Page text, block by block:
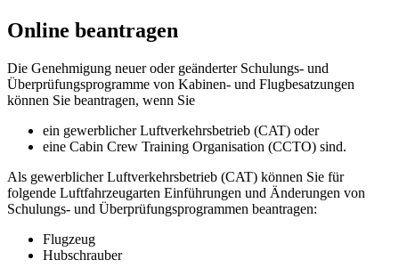
Online beantragen
Die Genehmigung neuer oder geänderter Schulungs- und
Überprüfungsprogramme von Kabinen- und Flugbesatzungen
können Sie beantragen, wenn Sie
ein gewerblicher Luftverkehrsbetrieb (CAT) oder
eine Cabin Crew Training Organisation (CCTO) sind.
Als gewerblicher Luftverkehrsbetrieb (CAT) können Sie für
folgende Luftfahrzeugarten Einführungen und Änderungen von
Schulungs- und Überprüfungsprogrammen beantragen:
Flugzeug
Hubschrauber